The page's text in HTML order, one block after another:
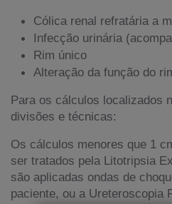
Cólica renal refratária a
Infecção urinária
Rim único
Alteração da função do
Para os cálculos localizados
divisões e técnicas:
Os cálculos menores que 1
ser tratados pela Litotripsia
são aplicadas ondas de
paciente, ou a Ureteroscopia